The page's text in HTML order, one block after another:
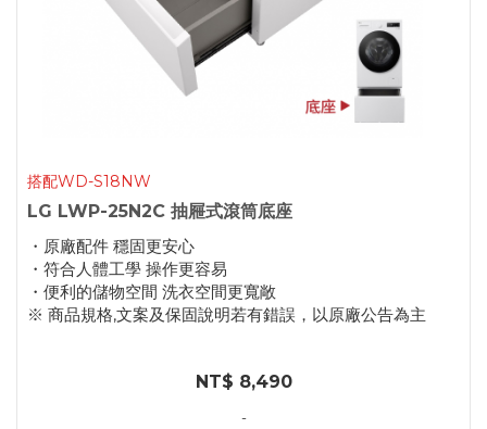
搭配WD-S18NW
LG LWP-25N2C 抽屜式滾筒底座
・原廠配件 穩固更安心
・符合人體工學 操作更容易
・便利的儲物空間 洗衣空間更寬敞
※ 商品規格,文案及保固說明若有錯誤，以原廠公告為主
NT$ 8,490
-